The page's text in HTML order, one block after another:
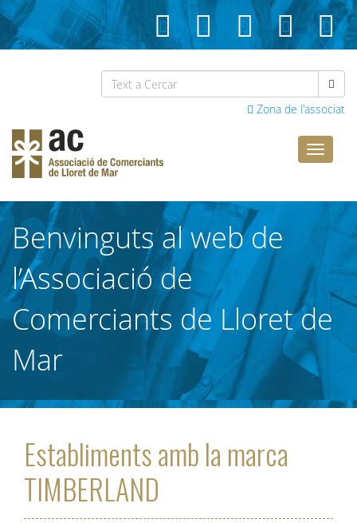
Zona de l'associat
Lloret
Benvinguts al web de
l’Associació de
Comerciants de Lloret de
Mar
Establiments amb la marca
TIMBERLAND